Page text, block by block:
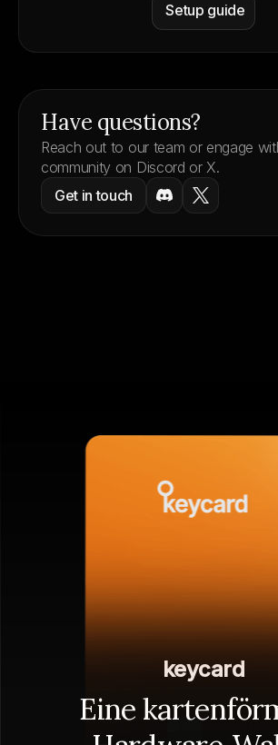
Setup guide
Have questions?Wallet
Reach out to our team or engage
community on Discord or X.
Get in touch
keycard
Eine